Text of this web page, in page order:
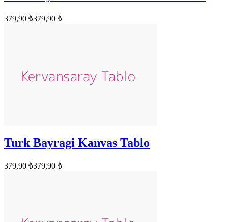
379,90 ₺379,90 ₺
Turk Bayragi Kanvas Tablo
379,90 ₺379,90 ₺